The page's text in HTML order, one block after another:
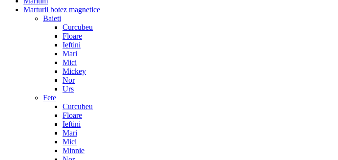
Marturii botez magnetice
Baieti
Curcubeu
Floare
Ieftini
Mari
Mici
Mickey
Nor
Urs
Fete
Curcubeu
Floare
Ieftini
Mari
Mici
Minnie